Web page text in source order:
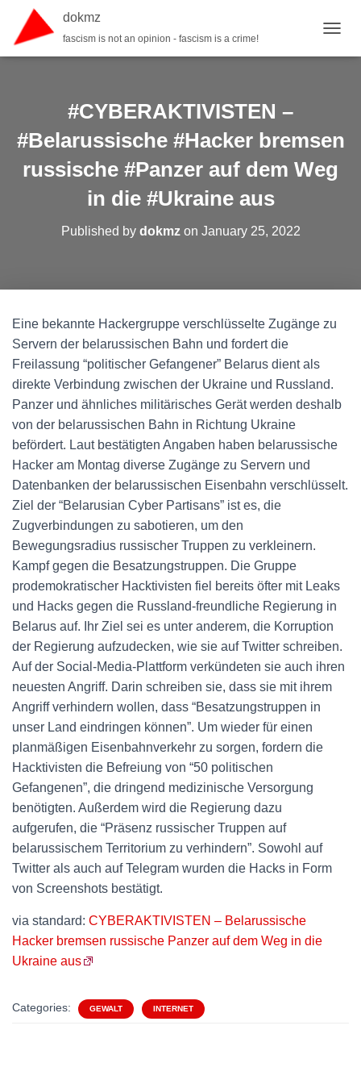
dokmz
fascism is not an opinion - fascism is a crime!
#CYBERAKTIVISTEN –
#Belarussische #Hacker bremsen
russische #Panzer auf dem Weg
in die #Ukraine aus
Published by dokmzon January 25, 2022
Eine bekannte Hackergruppe verschlüsselte Zugänge zu
Servern der belarussischen Bahn und fordert die
Freilassung “politischer Gefangener” Belarus dient als
direkte Verbindung zwischen der Ukraine und Russland.
Panzer und ähnliches militärisches Gerät werden deshalb
von der belarussischen Bahn in Richtung Ukraine
befördert. Laut bestätigten Angaben haben belarussische
Hacker am Montag diverse Zugänge zu Servern und
Datenbanken der belarussischen Eisenbahn verschlüsselt.
Ziel der “Belarusian Cyber Partisans” ist es, die
Zugverbindungen zu sabotieren, um den
Bewegungsradius russischer Truppen zu verkleinern.
Kampf gegen die Besatzungstruppen. Die Gruppe
prodemokratischer Hacktivisten fiel bereits öfter mit Leaks
und Hacks gegen die Russland-freundliche Regierung in
Belarus auf. Ihr Ziel sei es unter anderem, die Korruption
der Regierung aufzudecken, wie sie auf Twitter schreiben.
Auf der Social-Media-Plattform verkündeten sie auch ihren
neuesten Angriff. Darin schreiben sie, dass sie mit ihrem
Angriff verhindern wollen, dass “Besatzungstruppen in
unser Land eindringen können”. Um wieder für einen
planmäßigen Eisenbahnverkehr zu sorgen, fordern die
Hacktivisten die Befreiung von “50 politischen
Gefangenen”, die dringend medizinische Versorgung
benötigten. Außerdem wird die Regierung dazu
aufgerufen, die “Präsenz russischer Truppen auf
belarussischem Territorium zu verhindern”. Sowohl auf
Twitter als auch auf Telegram wurden die Hacks in Form
von Screenshots bestätigt.
via standard: CYBERAKTIVISTEN – Belarussische
Hacker bremsen russische Panzer auf dem Weg in die
Ukraine aus
Categories: GEWALT INTERNET